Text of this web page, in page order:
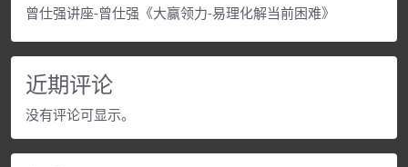
曾仕强讲座-曾仕强《大赢领力-易理化解当前困难》
近期评论
没有评论可显示。